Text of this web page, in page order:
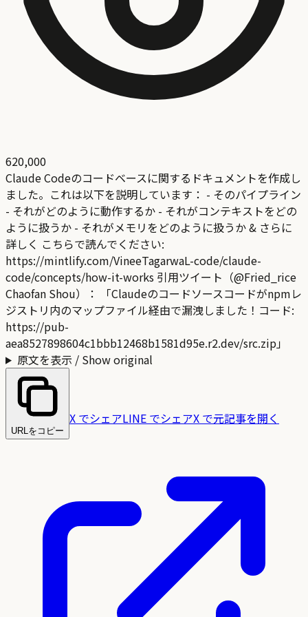
620,000
Claude Codeのコードベースに関するドキュメントを作成し
ました。これは以下を説明しています： - そのパイプライン
- それがどのように動作するか - それがコンテキストをどの
ように扱うか - それがメモリをどのように扱うか & さらに
詳しく こちらで読んでください:
https://mintlify.com/VineeTagarwaL-code/claude-
code/concepts/how-it-works 引用ツイート（@Fried_rice
Chaofan Shou）： 「Claudeのコードソースコードがnpmレ
ジストリ内のマップファイル経由で漏洩しました！コード:
https://pub-
aea8527898604c1bbb12468b1581d95e.r2.dev/src.zip」
原文を表示 / Show original
URLをコピー
X でシェアLINE でシェアX で元記事を開く